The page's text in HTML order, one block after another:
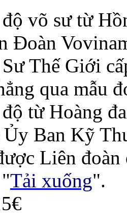
võ sư từ
Đoàn
Thế Giới
qua mẫu
từ Hoàng
Ban Kỹ
Liên đoàn
Tải xuống".